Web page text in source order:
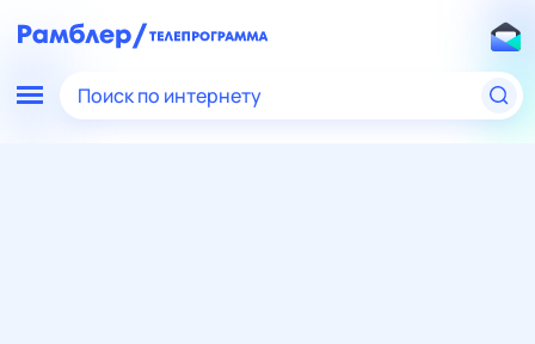
Поиск по интернету